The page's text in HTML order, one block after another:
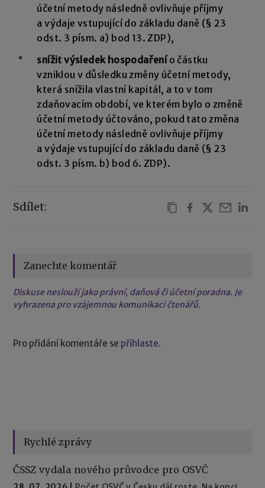
účetní metody následně ovlivňuje příjmy
a výdaje vstupující do základu daně (§ 23
odst. 3 písm. a) bod 13. ZDP),
snížit výsledek hospodařenío částku
vzniklou v důsledku změny účetní metody,
která snížila vlastní kapitál, a to v tom
zdaňovacím období, ve kterém bylo o změně
účetní metody účtováno, pokud tato změna
účetní metody následně ovlivňuje příjmy
a výdaje vstupující do základu daně (§ 23
odst. 3 písm. b) bod 6. ZDP).
Sdílet:
Zanechte komentář
Diskuse neslouží jako právní, daňová či účetní poradna. Je
vyhrazena pro vzájemnou komunikaci čtenářů.
Pro přidání komentáře se přihlaste.
Rychlé zprávy
ČSSZ vydala nového průvodce pro OSVČ